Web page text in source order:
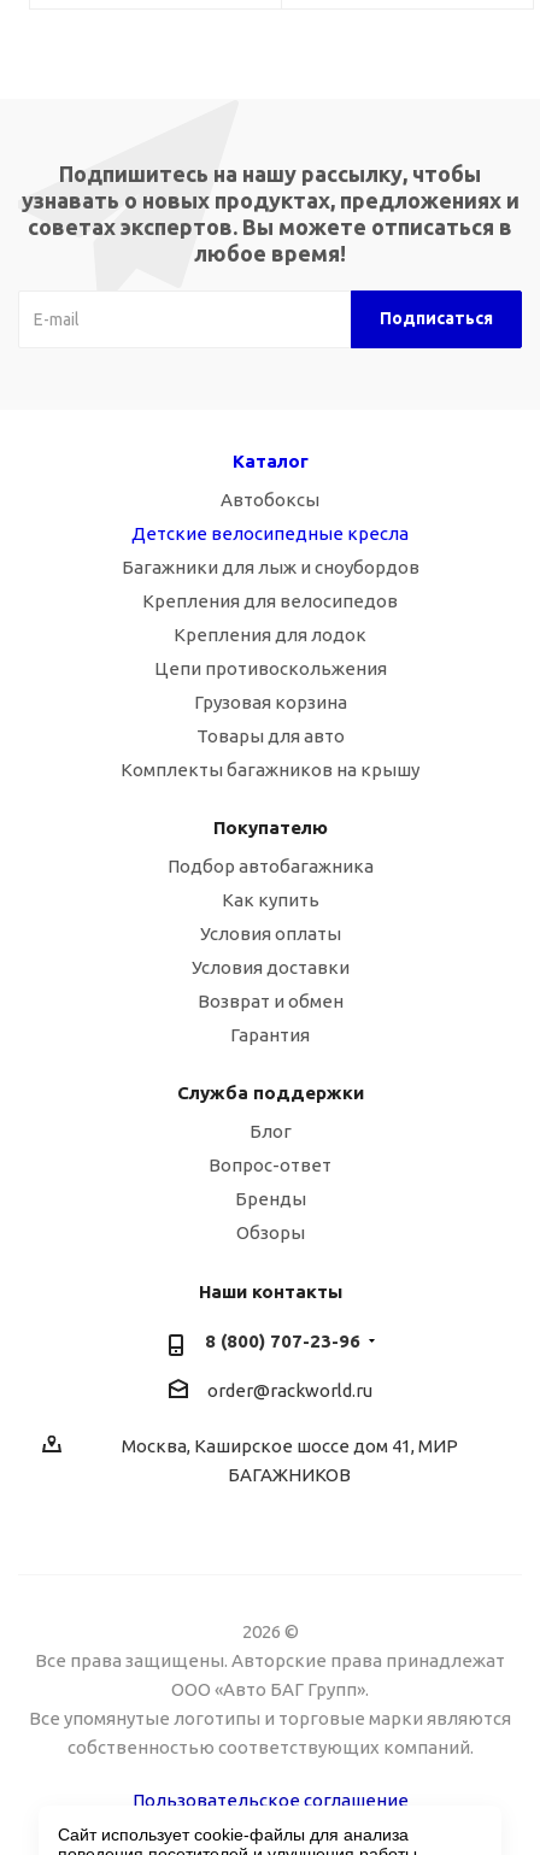
Подпишитесь на нашу рассылку, чтобы
узнавать о новых продуктах, предложениях и
советах экспертов. Вы можете отписаться в
любое время!
Каталог
Автобоксы
Детские велосипедные кресла
Багажники для лыж и сноубордов
Крепления для велосипедов
Крепления для лодок
Цепи противоскольжения
Грузовая корзина
Товары для авто
Комплекты багажников на крышу
Покупателю
Подбор автобагажника
Как купить
Условия оплаты
Условия доставки
Возврат и обмен
Гарантия
Служба поддержки
Блог
Вопрос-ответ
Бренды
Обзоры
Наши контакты
8 (800) 707-23-96
order@rackworld.ru
Москва, Каширское шоссе дом 41, МИР
БАГАЖНИКОВ
2026 ©
Все права защищены. Авторские права принадлежат
ООО «Авто БАГ Групп».
Все упомянутые логотипы и торговые марки являются
собственностью соответствующих компаний.
Пользовательское соглашение
Сайт использует cookie-файлы для анализа